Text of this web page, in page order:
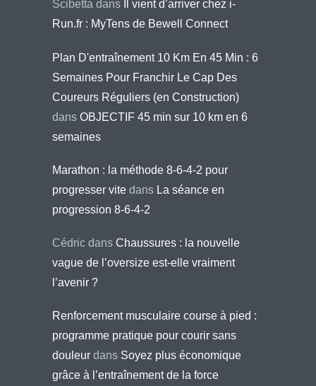
Scibetta dans
Il vient d’arriver chez i-
Run.fr : MyTens de Bewell Connect
Plan D'entraînement 10 Km En 45 Min : 6
Semaines Pour Franchir Le Cap Des
Coureurs Réguliers (en Construction)
dans OBJECTIF 45 min sur 10 km en 6
semaines
Marathon : la méthode 8-6-4-2 pour
progresser vite dans La séance en
progression 8-6-4-2
Cédric dans Chaussures : la nouvelle
vague de l’oversize est-elle vraiment
l’avenir ?
Renforcement musculaire course à pied :
programme pratique pour courir sans
douleur dans Soyez plus économique
grâce à l’entraînement de la force